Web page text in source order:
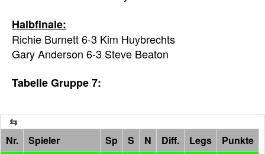
Halbfinale:
Richie Burnett 6-3 Kim Huybrechts
Gary Anderson 6-3 Steve Beaton
Tabelle Gruppe 7:
Nr. Spieler Sp S N Diff. Legs
Punkte